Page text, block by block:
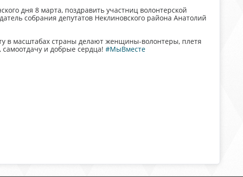
дня 8 марта, поздравить участниц волонтерской
собрания депутатов Неклиновского района Анатолий
в масштабах страны делают женщины-волонтеры, плетя
и добрые сердца! #МыВместе